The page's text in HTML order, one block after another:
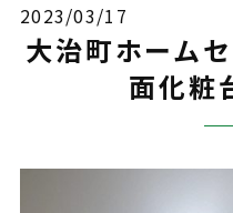
2023/03/17
大治町ホーム
面化粧